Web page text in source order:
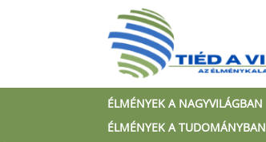
ÉLMÉNYEK A NAGYVILÁGBAN
ÉLMÉNYEK A TUDOMÁNYBAN